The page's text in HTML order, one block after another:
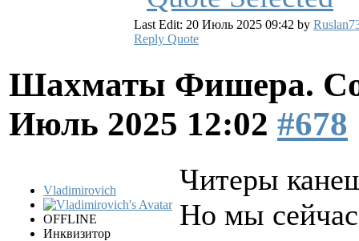
Last Edit: 20 Июль 2025 09:42 by
Reply Quote
Шахматы Фишера.
Июль 2025 12:02 #678
Vladimirovich
OFFLINE
Инквизитор
Читеры
Но мы сейчас